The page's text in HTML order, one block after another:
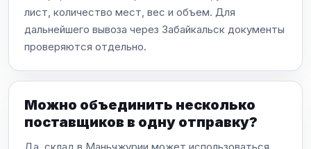
лист, количество мест, вес и объем. Для
дальнейшего вывоза через Забайкальск документы
проверяются отдельно.
Можно объединить несколько
поставщиков в одну отправку?